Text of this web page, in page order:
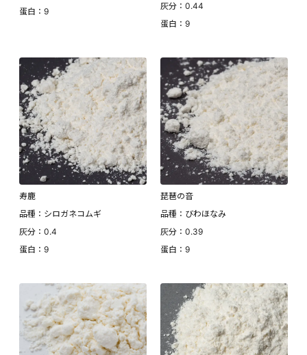
蛋白：9
灰分：0.44
蛋白：9
寿鹿
品種：シロガネコムギ
灰分：0.4
蛋白：9
琵琶の音
品種：びわほなみ
灰分：0.39
蛋白：9